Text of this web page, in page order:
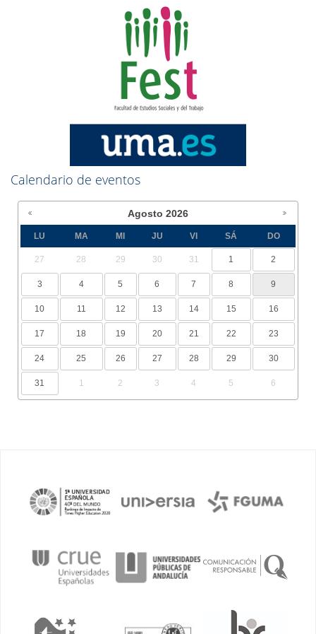
Calendario de eventos
Agosto 2026
LU MA MI JU VI SÁ DO
27 28 29 30 31 1 2
3 4 5 6 7 8 9
10 11 12 13 14 15 16
17 18 19 20 21 22 23
24 25 26 27 28 29 30
31 1 2 3 4 5 6